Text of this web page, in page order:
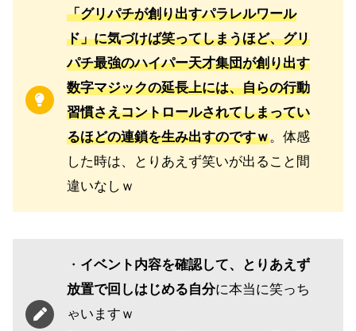
「グリパチが創り出すパラレルワール
ド」に気づけば笑ってしまうほど、グリ
パチ最強のハイパー天才集団が創り出す
数字マジックの延長上には、自らの行動
習慣さえコントロールされてしまってい
るほどの連鎖を生み出すのですｗ。体感
した時は、とりあえず笑いが出ること間
違いなしｗ
・ イベント内容を確認して、とりあえず
放置で回しはじめる自分に本当に笑っち
ゃいますｗ